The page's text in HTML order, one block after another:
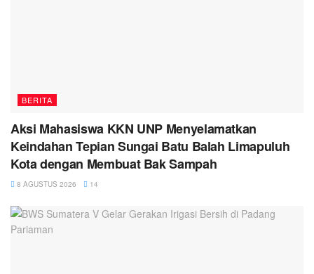
BERITA
Aksi Mahasiswa KKN UNP Menyelamatkan
Keindahan Tepian Sungai Batu Balah Limapuluh
Kota dengan Membuat Bak Sampah
8 AGUSTUS 2026 14